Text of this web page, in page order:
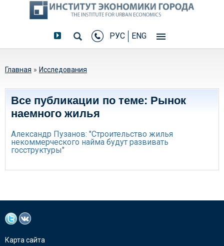
РУС ENG
Вы здесь
Главная » Исследования
Все публикации по теме: Рынок
наемного жилья
Александр Пузанов: "Строительство жилья
некоммерческого найма будут развивать
госструктуры"
Карта сайта